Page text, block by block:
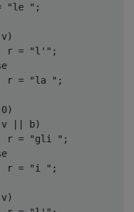
"le ";
r = "l'";
r = "la ";
|| b)
r = "gli ";
r = "i ";